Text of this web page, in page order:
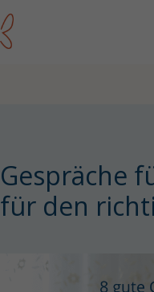
Gespräche
für den